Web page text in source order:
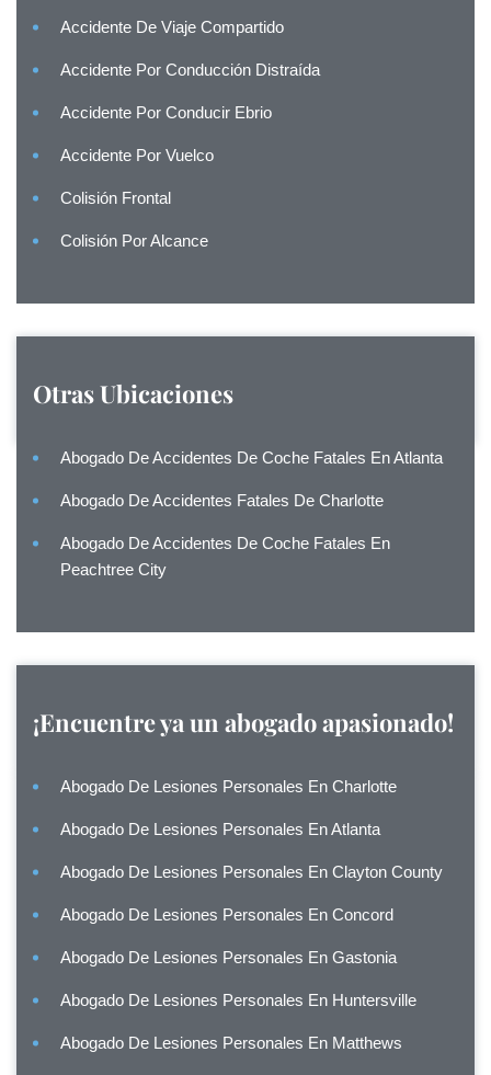
Accidente De Viaje Compartido
Accidente Por Conducción Distraída
Accidente Por Conducir Ebrio
Accidente Por Vuelco
Colisión Frontal
Colisión Por Alcance
Otras Ubicaciones
Abogado De Accidentes De Coche Fatales En Atlanta
Abogado De Accidentes Fatales De Charlotte
Abogado De Accidentes De Coche Fatales En
Peachtree City
¡Encuentre ya un abogado apasionado!
Abogado De Lesiones Personales En Charlotte
Abogado De Lesiones Personales En Atlanta
Abogado De Lesiones Personales En Clayton County
Abogado De Lesiones Personales En Concord
Abogado De Lesiones Personales En Gastonia
Abogado De Lesiones Personales En Huntersville
Abogado De Lesiones Personales En Matthews